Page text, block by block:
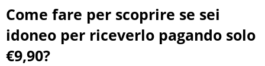
Come fare per scoprire se sei
idoneo per riceverlo pagando solo
€9,90?